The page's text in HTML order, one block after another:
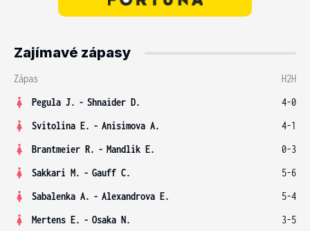
Zajímavé zápasy
Zápas
H2H
Pegula J. - Shnaider D.
4-0
Svitolina E. - Anisimova A.
4-1
Brantmeier R. - Mandlik E.
0-3
Sakkari M. - Gauff C.
5-6
Sabalenka A. - Alexandrova E.
5-4
Mertens E. - Osaka N. 3-5